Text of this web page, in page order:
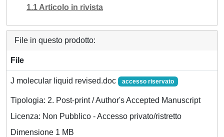
1.1 Articolo in rivista
File in questo prodotto:
File
J molecular liquid revised.doc accesso riservato
Tipologia: 2. Post-print / Author's Accepted Manuscript
Licenza: Non Pubblico - Accesso privato/ristretto
Dimensione 1 MB